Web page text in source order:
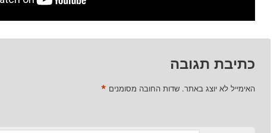
כתיבת תגובה
האימייל לא יוצג באתר. שדות החובה מסומנים *